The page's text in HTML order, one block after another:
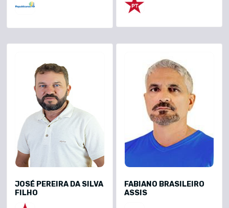
JOSÉ PEREIRA DA SILVA
FILHO
FABIANO BRASILEIRO
ASSIS